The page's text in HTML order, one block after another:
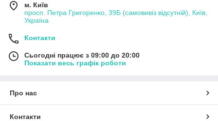
м. Київ
просп. Петра Григоренко, 39Б (самовивіз відсутній), Київ,
Україна
Контакти
Сьогодні працює з 09:00 до 20:00
Показати весь графік роботи
Про нас
Контакти